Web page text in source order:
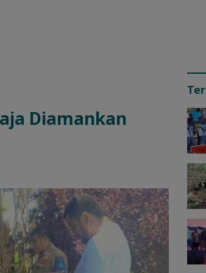
Diamankan